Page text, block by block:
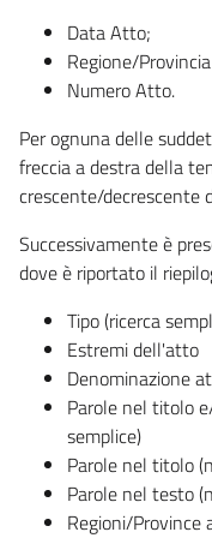
Data Atto;
Regione/
Numero Atto.
Per ognuna delle
freccia a destra della
crescente/decrescente
Successivamente è
dove è riportato il
Tipo (ricerca
Estremi dell'atto
Denominazione
Parole nel titolo
semplice)
Parole nel titolo
Parole nel testo
Regioni/Province